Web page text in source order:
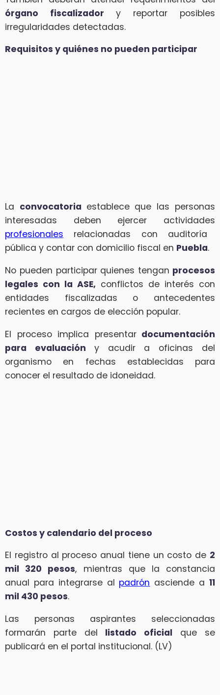
órgano fiscalizador y reportar posibles
irregularidades detectadas.
Requisitos y quiénes no pueden participar
La convocatoria establece que las personas
interesadas deben ejercer actividades
profesionales relacionadas con auditoría
pública y contar con domicilio fiscal en Puebla.
No pueden participar quienes tengan procesos
legales con la ASE, conflictos de interés con
entidades fiscalizadas o antecedentes
recientes en cargos de elección popular.
El proceso implica presentardocumentación
para evaluación y acudir a oficinas del
organismo en fechas establecidas para
conocer el resultado de idoneidad.
Costos y calendario del proceso
El registro al proceso anual tiene un costo de 2
mil 320 pesos, mientras que la constancia
anual para integrarse al padrón asciende a11
mil 430 pesos.
Las personas aspirantes seleccionadas
formarán parte del listado oficial que se
publicará en el portal institucional. (LV)